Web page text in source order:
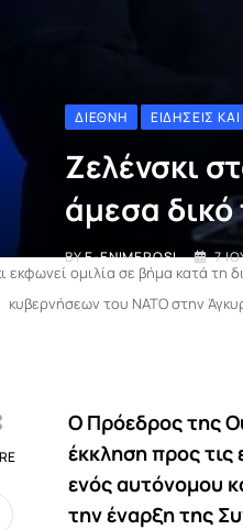
ΔΙΕΘΝΉ ΕΙΔΉΣΕΙΣ
Ζελένσκι
άμεσα δικό
BYE-ENIMEROSI 7
εκφωνεί ομιλία σε βήμα κατά
κυβερνήσεων του ΝΑΤΟ στην
Ο Πρόεδρος της
έκκληση προς
ενός αυτόνομου
την έναρξη της